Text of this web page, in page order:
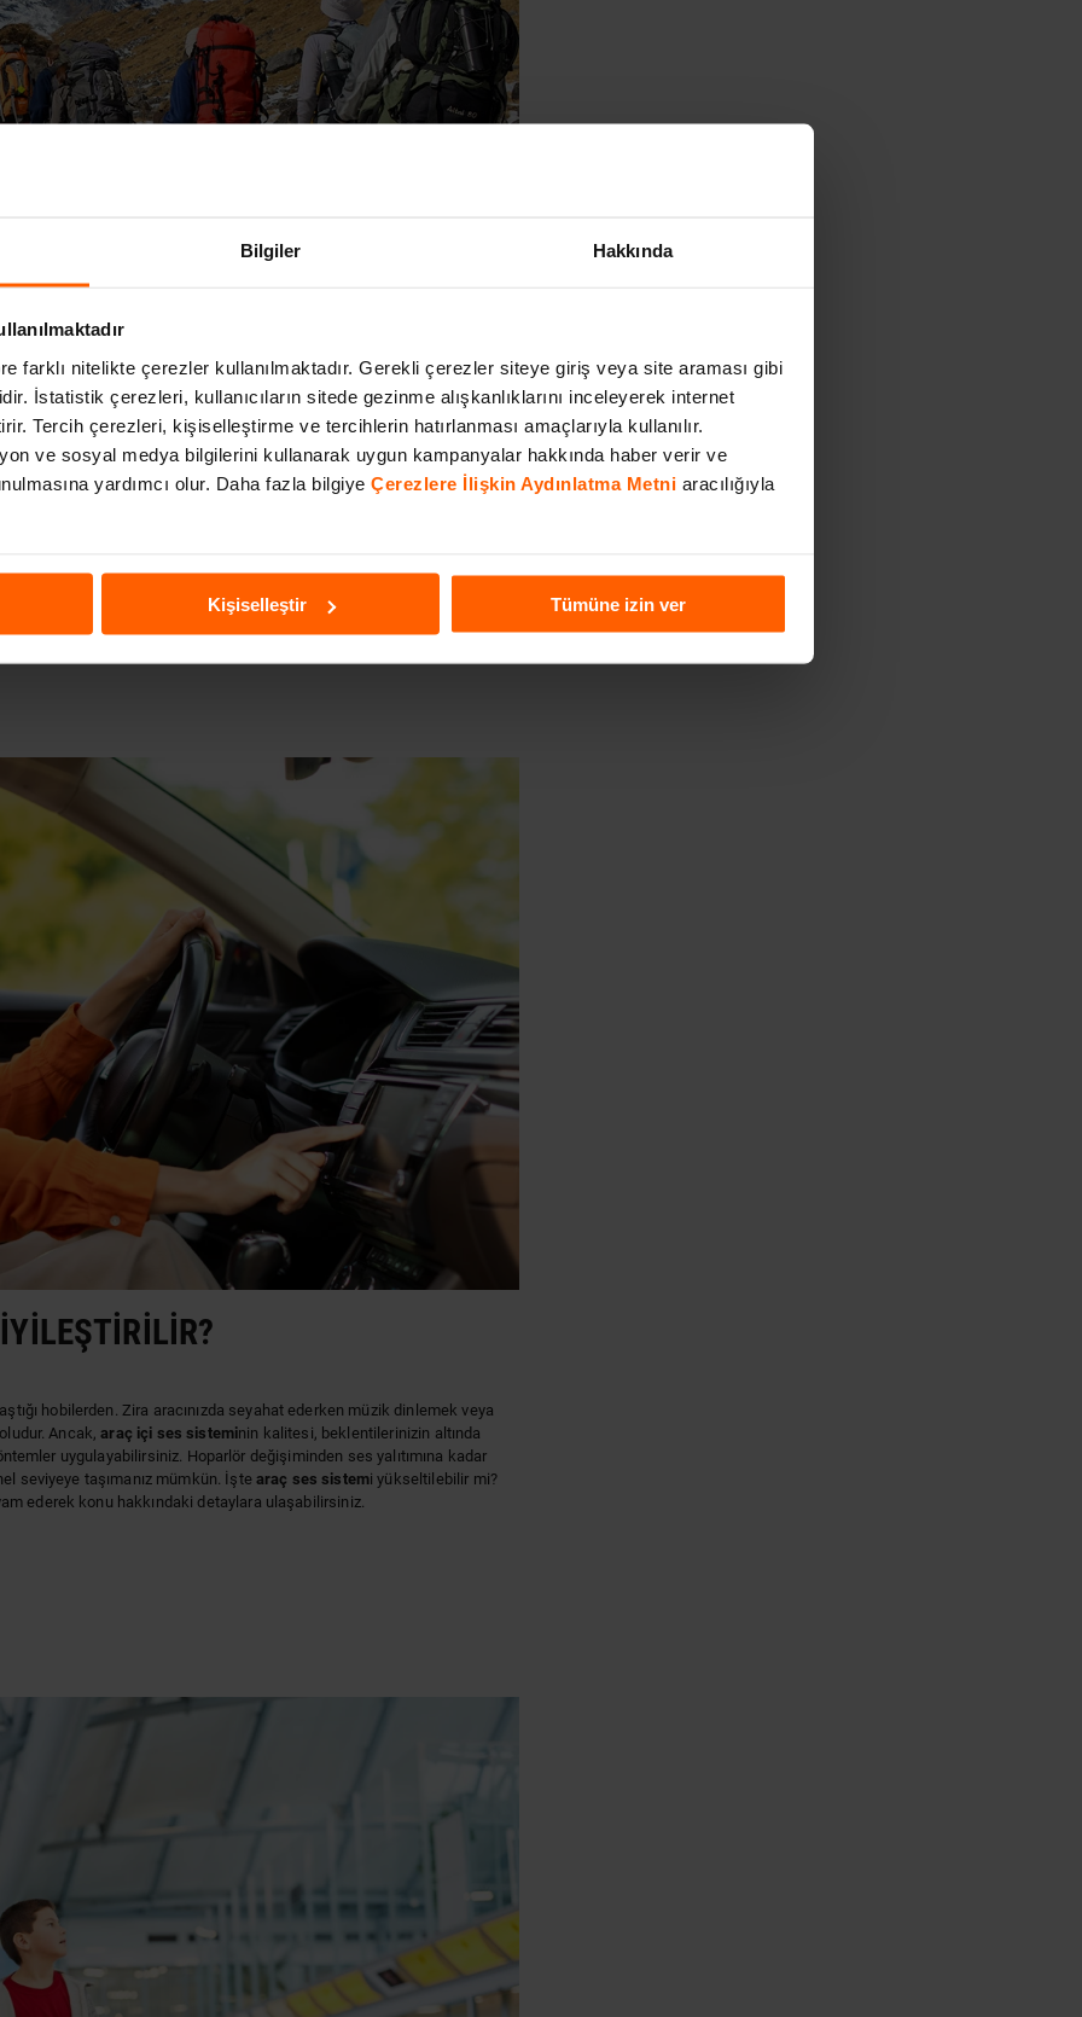
Bilgiler Hakkında
farklı nitelikte çerezler kullanılmaktadır. Gerekli çerezler siteye giriş veya site araması gibi
İstatistik çerezleri, kullanıcıların sitede gezinme alışkanlıklarını inceleyerek internet
Tercih çerezleri, kişiselleştirme ve tercihlerin hatırlanması amaçlarıyla kullanılır.
ve sosyal medya bilgilerini kullanarak uygun kampanyalar hakkında haber verir ve
yardımcı olur. Daha fazla bilgiye Çerezlere İlişkin Aydınlatma Metni aracılığıyla
Kişiselleştir Tümüne izin ver
Bunun için şehrin gürültüsünden ve karmaşasından uzak yapılan
egzersiz yapmak hem canlandırıcı hem de dinlendirici bir seçenek.
demektir. Dağların, kırların ve ormanların arasında keyifli bir
yollara düşmeyin! Bu yazımızda trekking sporuna dair tüm bilinmeyenleri
deneyimlemek istiyor ne yapacağınızı bilemiyorsanız
ve özel kılan her yolculuğunuzda sizinle.
yapabilirsiniz. Hazırsanız ilk olarak
hobilerden. Zira aracınızda seyahat ederken müzik dinlemek veya
Ancak,araç içi ses sisteminin kalitesi, beklentilerinizin altında
uygulayabilirsiniz. Hoparlör değişiminden ses yalıtımına kadar
seviyeye taşımanız mümkün. İşte araç ses sistemi yükseltilebilir mi?
ederek konu hakkındaki detaylara ulaşabilirsiniz.